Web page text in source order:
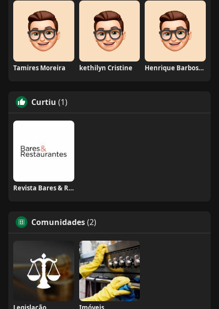
Tamires Moreira kethilyn Cristine Henrique Barbosa Yokobataki
Curtiu (1)
Revista Bares & Restaurantes
Comunidades(2)